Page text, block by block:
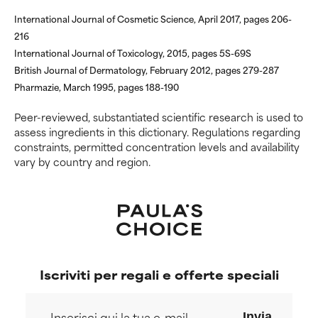
International Journal of Cosmetic Science, April 2017, pages 206-
216
International Journal of Toxicology, 2015, pages 5S-69S
British Journal of Dermatology, February 2012, pages 279-287
Pharmazie, March 1995, pages 188-190
Peer-reviewed, substantiated scientific research is used to
assess ingredients in this dictionary. Regulations regarding
constraints, permitted concentration levels and availability
vary by country and region.
aumenta se combinato con altri
problematici.
NON USARE
infiammazioni, secchezza, ecc.
Può offrire benefici solo in
alcuni casi, ma nel complesso è
dimostrato che fa più male che
NON CLASSIFICATO
Non abbiamo ancora assegnato
modo di esaminare la ricerca in
aumenta se combinato con altri
problematici.
NON USARE
infiammazioni, secchezza, ecc.
Può offrire benefici solo in
alcuni casi, ma nel complesso è
dimostrato che fa più male che
NON CLASSIFICATO
Non abbiamo ancora assegnato
modo di esaminare la ricerca in
Iscriviti per regali e offerte speciali